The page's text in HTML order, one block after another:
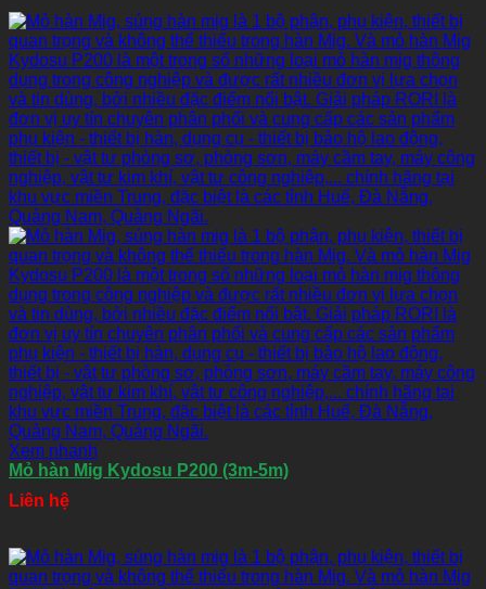
Xem nhanh
Mỏ hàn Mig Kydosu P200 (3m-5m)
Liên hệ